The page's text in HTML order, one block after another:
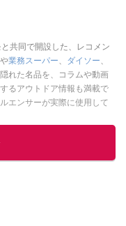
共同で開設した、レコメン
や業務スーパー、 ダイソー、
れた名品を、コラムや動画
るアウトドア情報も満載で
エンサーが実際に使用して